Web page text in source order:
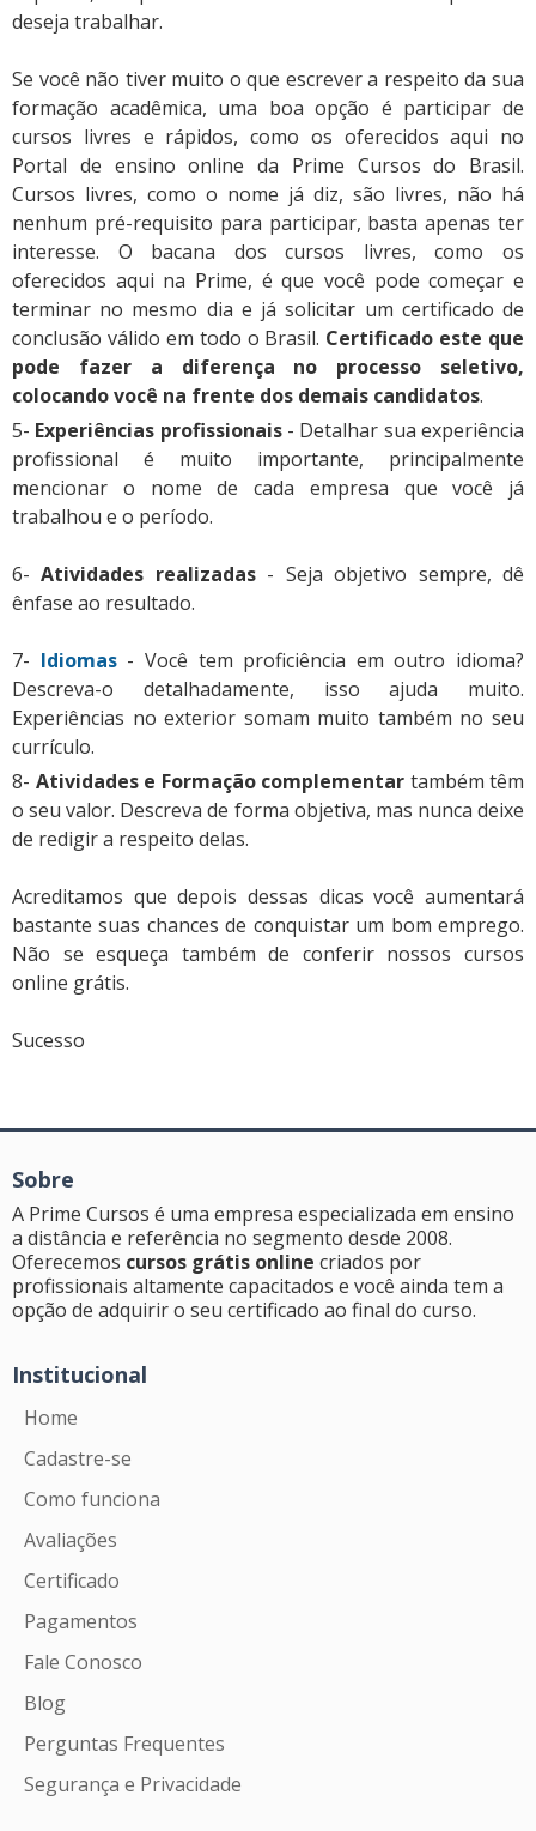
deseja trabalhar.
Se você não tiver muito o que escrever a respeito da sua
formação acadêmica, uma boa opção é participar de
cursos livres e rápidos, como os oferecidos aqui no
Portal de ensino online da Prime Cursos do Brasil.
Cursos livres, como o nome já diz, são livres, não há
nenhum pré-requisito para participar, basta apenas ter
interesse. O bacana dos cursos livres, como os
oferecidos aqui na Prime, é que você pode começar e
terminar no mesmo dia e já solicitar um certificado de
conclusão válido em todo o Brasil. Certificado este que
pode fazer a diferença no processo seletivo,
colocando você na frente dos demais candidatos.
5- Experiências profissionais- Detalhar sua experiência
profissional é muito importante, principalmente
mencionar o nome de cada empresa que você já
trabalhou e o período.
6-Atividades realizadas- Seja objetivo sempre, dê
ênfase ao resultado.
7- Idiomas - Você tem proficiência em outro idioma?
Descreva-o detalhadamente, isso ajuda muito.
Experiências no exterior somam muito também no seu
currículo.
8- Atividades e Formação complementar também têm
o seu valor. Descreva de forma objetiva, mas nunca deixe
de redigir a respeito delas.
Acreditamos que depois dessas dicas você aumentará
bastante suas chances de conquistar um bom emprego.
Não se esqueça também de conferir nossos cursos
online grátis.
Sucesso
Sobre
A Prime Cursos é uma empresa especializada em ensino
a distância e referência no segmento desde 2008.
Oferecemos cursos grátis online criados por
profissionais altamente capacitados e você ainda tem a
opção de adquirir o seu certificado ao final do curso.
Institucional
Home
Cadastre-se
Como funciona
Avaliações
Certificado
Pagamentos
Fale Conosco
Blog
Perguntas Frequentes
Segurança e Privacidade